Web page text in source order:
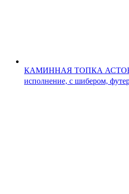
КАМИННАЯ ТОПКА АСТОВ
исполнение, с шибером,